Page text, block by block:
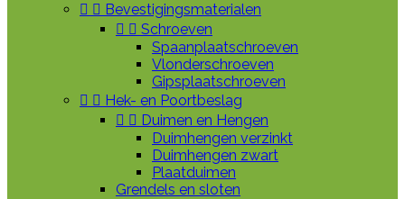
  Bevestigingsmaterialen
  Schroeven
Spaanplaatschroeven
Vlonderschroeven
Gipsplaatschroeven
  Hek- en Poortbeslag
  Duimen en Hengen
Duimhengen verzinkt
Duimhengen zwart
Plaatduimen
Grendels en sloten